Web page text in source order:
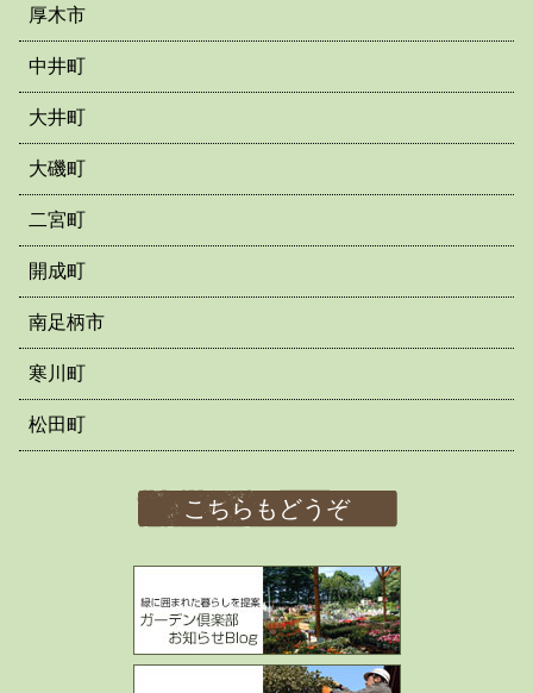
厚木市
中井町
大井町
大磯町
二宮町
開成町
南足柄市
寒川町
松田町
こちらもどうぞ